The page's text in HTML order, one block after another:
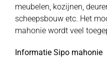
meubelen, kozijnen,
scheepsbouw etc. Het
mahonie wordt veel
Informatie Sipo mahonie